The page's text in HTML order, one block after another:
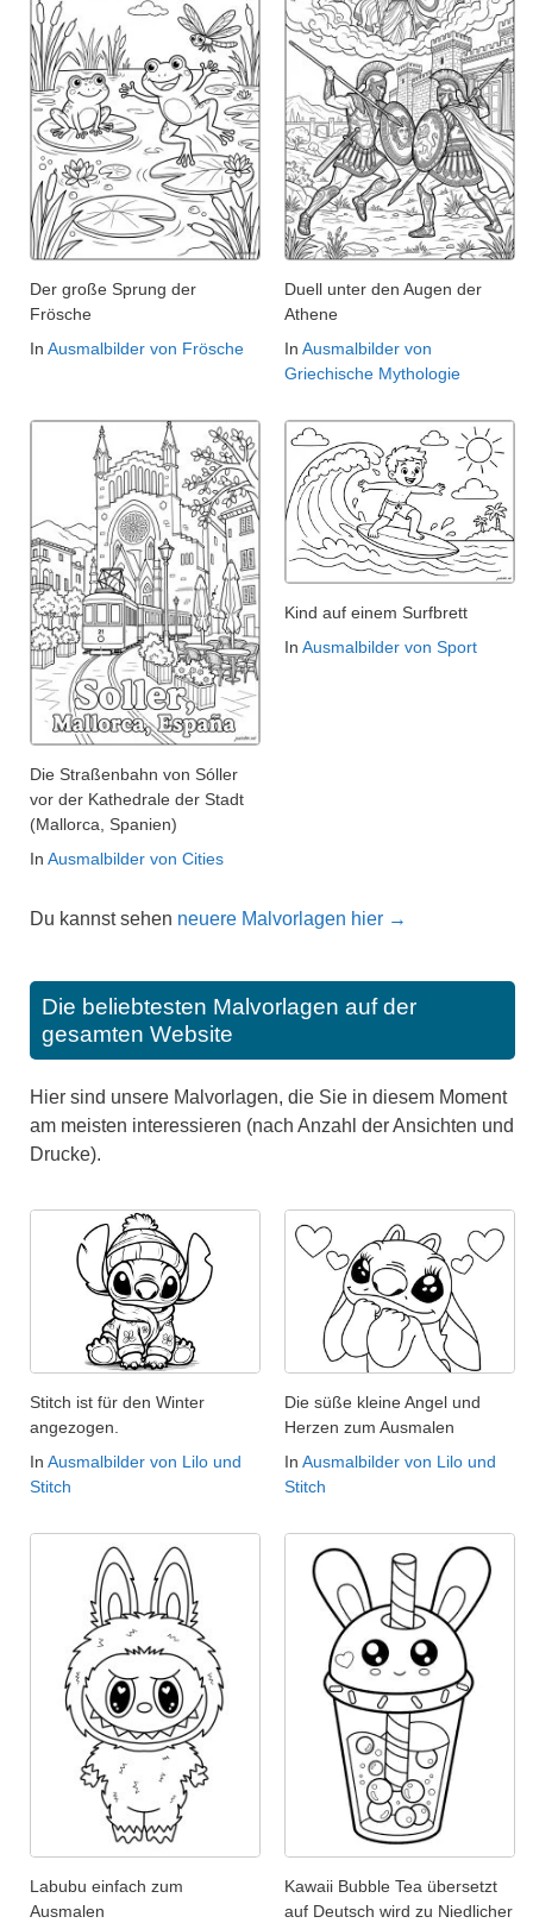
Der große Sprung der
Frösche
In Ausmalbilder von Frösche
Duell unter den Augen der
Athene
In Ausmalbilder von
Griechische Mythologie
Die Straßenbahn von Sóller
vor der Kathedrale der Stadt
(Mallorca, Spanien)
In Ausmalbilder von Cities
Kind auf einem Surfbrett
In Ausmalbilder von Sport
Du kannst sehen neuere Malvorlagen hier →
Die beliebtesten Malvorlagen auf der
gesamten Website
Hier sind unsere Malvorlagen, die Sie in diesem Moment
am meisten interessieren (nach Anzahl der Ansichten und
Drucke).
Stitch ist für den Winter
angezogen.
In Ausmalbilder von Lilo und
Stitch
Die süße kleine Angel und
Herzen zum Ausmalen
In Ausmalbilder von Lilo und
Stitch
Labubu einfach zum
Ausmalen
Kawaii Bubble Tea übersetzt
auf Deutsch wird zu Niedlicher